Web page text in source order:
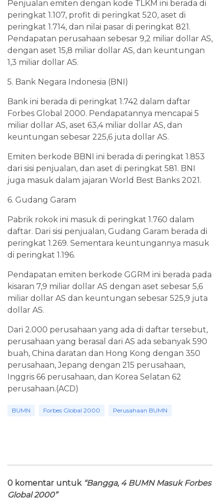
Penjualan emiten dengan kode TLKM ini berada di
peringkat 1.107, profit di peringkat 520, aset di
peringkat 1.714, dan nilai pasar di peringkat 821.
Pendapatan perusahaan sebesar 9,2 miliar dollar AS,
dengan aset 15,8 miliar dollar AS, dan keuntungan
1,3 miliar dollar AS.
5. Bank Negara Indonesia (BNI)
Bank ini berada di peringkat 1.742 dalam daftar
Forbes Global 2000. Pendapatannya mencapai 5
miliar dollar AS, aset 63,4 miliar dollar AS, dan
keuntungan sebesar 225,6 juta dollar AS.
Emiten berkode BBNI ini berada di peringkat 1.853
dari sisi penjualan, dan aset di peringkat 581. BNI
juga masuk dalam jajaran World Best Banks 2021.
6. Gudang Garam
Pabrik rokok ini masuk di peringkat 1.760 dalam
daftar. Dari sisi penjualan, Gudang Garam berada di
peringkat 1.269. Sementara keuntungannya masuk
di peringkat 1.196.
Pendapatan emiten berkode GGRM ini berada pada
kisaran 7,9 miliar dollar AS dengan aset sebesar 5,6
miliar dollar AS dan keuntungan sebesar 525,9 juta
dollar AS.
Dari 2.000 perusahaan yang ada di daftar tersebut,
perusahaan yang berasal dari AS ada sebanyak 590
buah, China daratan dan Hong Kong dengan 350
perusahaan, Jepang dengan 215 perusahaan,
Inggris 66 perusahaan, dan Korea Selatan 62
perusahaan.(ACD)
BUMN Forbes Global 2000 Perusahaan BUMN
0 komentar untuk “Bangga, 4 BUMN Masuk Forbes
Global 2000”